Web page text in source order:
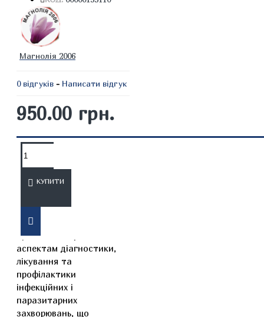
Магнолія 2006
0 відгуків - Написати відгук
950.00 грн.
КУПИТИ
ОПИС
Третій том видання
присвячено сучасним
аспектам діагностики,
лікування та
профілактики
інфекційних і
паразитарних
захворювань, що